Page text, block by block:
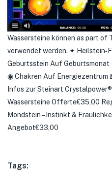
Wassersteine können as part of
verwendet werden. ✦
Geburtsstein Auf
◉ Chakren Auf Energiezentrum
Infos zur Steinart
Wassersteine Offerte€35,00
Mondstein – Instinkt &
Angebot€33,00
Tags: